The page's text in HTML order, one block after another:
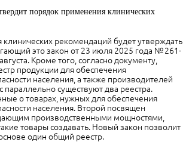
порядок применения клинических
рекомендаций будет утверждать
это закон от 23 июля 2025 года № 261-
Кроме того, согласно документу,
продукции для обеспечения
населения, а также производителей
параллельно существуют два реестра.
о товарах, нужных для обеспечения
населения. Второй посвящен
производственными мощностями,
товары создавать. Новый закон позволит
один общий реестр.